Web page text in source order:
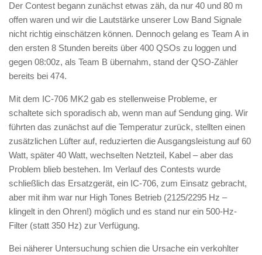
Der Contest begann zunächst etwas zäh, da nur 40 und 80 m
offen waren und wir die Lautstärke unserer Low Band Signale
nicht richtig einschätzen können. Dennoch gelang es Team A in
den ersten 8 Stunden bereits über 400 QSOs zu loggen und
gegen 08:00z, als Team B übernahm, stand der QSO-Zähler
bereits bei 474.
Mit dem IC-706 MK2 gab es stellenweise Probleme, er
schaltete sich sporadisch ab, wenn man auf Sendung ging. Wir
führten das zunächst auf die Temperatur zurück, stellten einen
zusätzlichen Lüfter auf, reduzierten die Ausgangsleistung auf 60
Watt, später 40 Watt, wechselten Netzteil, Kabel – aber das
Problem blieb bestehen. Im Verlauf des Contests wurde
schließlich das Ersatzgerät, ein IC-706, zum Einsatz gebracht,
aber mit ihm war nur High Tones Betrieb (2125/2295 Hz –
klingelt in den Ohren!) möglich und es stand nur ein 500-Hz-
Filter (statt 350 Hz) zur Verfügung.
Bei näherer Untersuchung schien die Ursache ein verkohlter